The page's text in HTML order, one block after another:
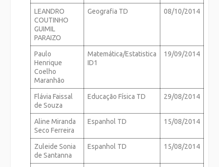
LEANDRO
COUTINHO
GUIMIL
PARAIZO
Geografia TD 08/10/2014
Paulo
Henrique
Coelho
Maranhão
Matemática/Estatistica
ID1
19/09/2014
Flávia Faissal
de Souza
Educação Física TD 29/08/2014
Aline Miranda
Seco Ferreira
Espanhol TD 15/08/2014
Zuleide Sonia
de Santanna
Espanhol TD 15/08/2014